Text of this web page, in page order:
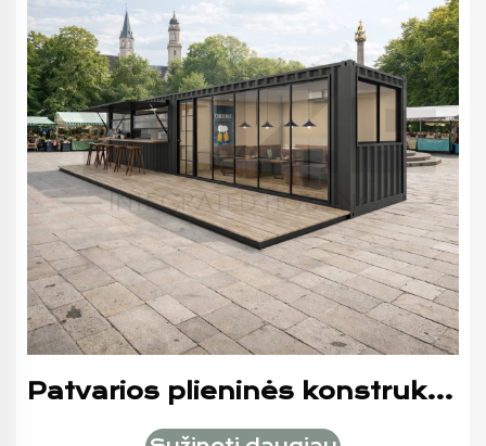
Patvarios plieninės konstrukcijos 40 pėdų moderni komercinė modulinė konteinerinė baro sistema su vidinėmis sėdimosi vietomis